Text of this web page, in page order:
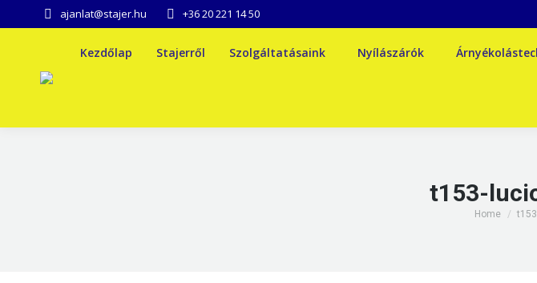
ajanlat@stajer.hu +36 20 221 14 50
Kezdőlap Stajerről Szolgáltatásaink Nyílászárók
t153-
You are
Home